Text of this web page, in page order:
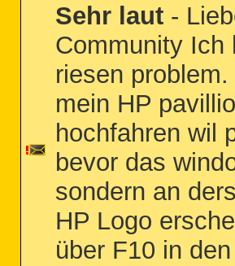
Sehr laut -
Community Ich
riesen
mein HP
hochfahren wil
bevor das
sondern an
HP Logo
über F10 in